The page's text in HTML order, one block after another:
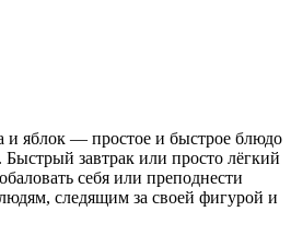
и яблок — простое и быстрое блюдо
Быстрый завтрак или просто лёгкий
себя или преподнести
следящим за своей фигурой и